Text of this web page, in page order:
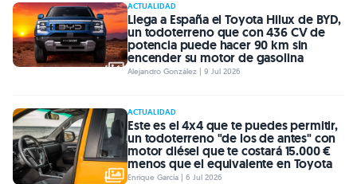
ACTUALIDAD
Llega a España el Toyota Hilux de BYD,
un todoterreno que con 436 CV de
potencia puede hacer 90 km sin
encender su motor de gasolina
Alejandro González | 9 Jul 2026
ACTUALIDAD
Este es el 4x4 que te puedes permitir,
un todoterreno "de los de antes" con
motor diésel que te costará 15.000 €
menos que el equivalente en Toyota
Enrique García | 6 Jul 2026